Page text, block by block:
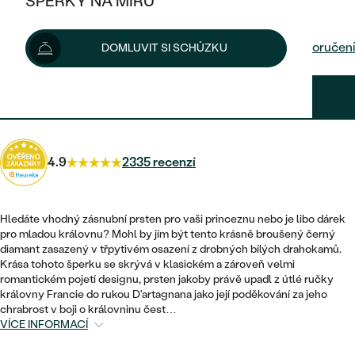
KOMBINOVANÉ ZLATO
DLE STYLU
ETERNITY
VINTAGE
NETRADIČNÍ
TEPANÉ
POSTRANNÍ KAMENY
HALO
VINTAGE
SNUBNÍ A ZÁSNUBNÍ SETY
NETRADIČNÍ
SESTAV SI SVŮJ PRSTEN
ZAČÍT S PRSTENEM
VÝPRODEJ
KDYŽ ŠPERKY POMÁHAJÍ
DLE TYPU
NÁUŠNICE
PRSTENY
PŘÍVĚSKY
NÁRAMKY
SETY
PLATINOVÉ
PECKOVÉ
KRUHOVÉ
MINIMALISTICKÉ
VISACÍ
SOLITÉR
VE TVARU SRDCE
ZLATÉ
STŘÍBRNÉ
DLE STYLU
SOLITÉR
NAROZENÍ DÍTĚTE
PERSONALIZOVANÉ
SE ZNAMENÍM ZVĚROKRUHU
ŠPERKY SKLADEM
VÝPRODEJ
DLE MATERIÁLU
ZLATÉ
PLATINOVÉ
DLE STYLU
ETERNITY
DOMLUVIT SI SCHŮZKU
37 200 Kč
Možnosti doručení
4.9 2335 recenzí
Hledáte vhodný zásnubní prsten pro vaši princeznu nebo je libo dárek
pro mladou královnu? Mohl by jím být tento krásně broušený černý
diamant zasazený v třpytivém osazení z drobných bílých drahokamů.
Krása tohoto šperku se skrývá v klasickém a zároveň velmi
romantickém pojetí designu, prsten jakoby právě upadl z útlé ručky
královny Francie do rukou D'artagnana jako její poděkování za jeho
chrabrost v boji o královninu čest…
VÍCE INFORMACÍ